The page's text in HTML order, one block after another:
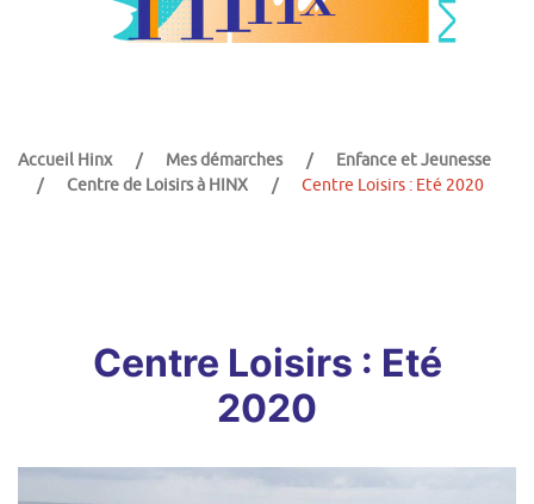
Accueil Hinx Mes démarches
Enfance et Jeunesse
Centre de Loisirs à HINX
Centre Loisirs : Eté 2020
Centre Loisirs : Eté
2020